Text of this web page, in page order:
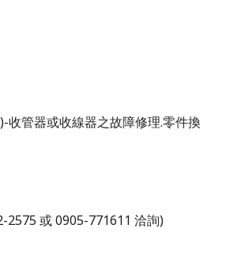
)-收管器或收線器之故障修理.零件換
2575 或0905-771611 洽詢)